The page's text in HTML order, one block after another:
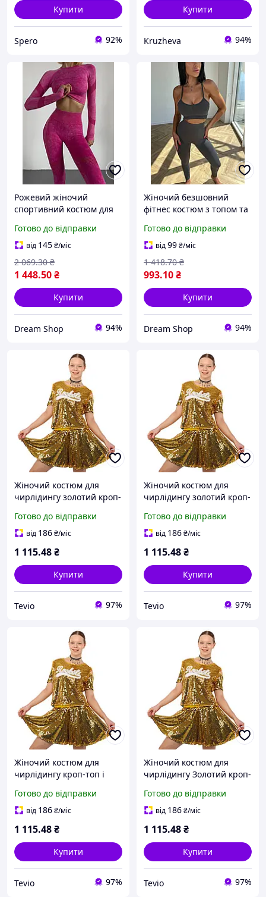
Купити
Spero 92%
Купити
Кruzheva 94%
Рожевий жіночий
спортивний костюм для
лосинами ефекту пуш ап
для активності
Готово до відправки
від 145₴/міс
1 448.50₴
2 069.30 ₴
Купити
Dream Shop 94%
Жіночий безшовний
фітнес костюм з топом та
тренувань у спортзалі та
активності
Готово до відправки
від99₴/міс
993.10₴
1 418.70 ₴
Купити
Dream Shop 94%
Жіночий костюм для
чирлідингу золотий кроп-
блискучими паєтками SP-
Sport CO-100 розмір L
Готово до відправки
від 186₴/міс
1 115.48₴
Купити
Tevio 97%
Жіночий костюм для
чирлідингу золотий кроп-
блискучими паєтками SP-
Sport CO-100 XL
Готово до відправки
від 186₴/міс
1 115.48₴
Купити
Tevio 97%
Жіночий костюм для
чирлідингу кроп-топ і
блискучими паєтками SP-
Sport CO-100 золотий XXL
Готово до відправки
від 186₴/міс
1 115.48₴
Купити
Tevio 97%
Жіночий костюм для
чирлідингу Золотий кроп-
блискучими паєтками SP-
Sport CO-100 розмір M
Готово до відправки
від 186₴/міс
1 115.48₴
Купити
Tevio 97%